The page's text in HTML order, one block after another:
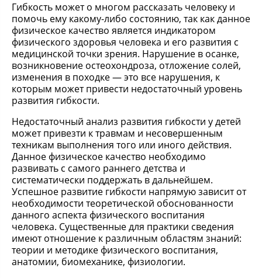
Гибкость может о многом рассказать человеку и
помочь ему какому-либо состоянию, так как данное
физическое качество является индикатором
физического здоровья человека и его развития с
медицинской точки зрения. Нарушение в осанке,
возникновение остеохондроза, отложение солей,
изменения в походке — это все нарушения, к
которым может привести недостаточный уровень
развития гибкости.
Недостаточный анализ развития гибкости у детей
может привезти к травмам и несовершенным
техникам выполнения того или иного действия.
Данное физическое качество необходимо
развивать с самого раннего детства и
систематически поддержать в дальнейшем.
Успешное развитие гибкости напрямую зависит от
необходимости теоретической обоснованности
данного аспекта физического воспитания
человека. Существенные для практики сведения
имеют отношение к различным областям знаний:
теории и методике физического воспитания,
анатомии, биомеханике, физиологии.